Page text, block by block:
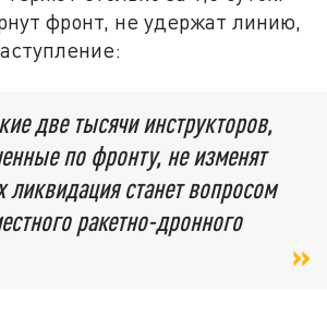
фронт, не удержат линию,
две тысячи инструкторов,
по фронту, не изменят
станет вопросом
ракетно-дронного